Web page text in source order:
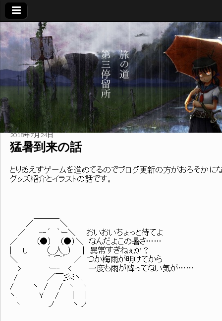
旅
の
道
第
三
停
留
所
2018年7月24日
猛暑到来の話
とりあえずゲームを進めてるのでブログ更新の方がおろそか
グッズ紹介とイラストの話です。
／ ＼
／ -‐´ ｀ー＼ おいおいちょっと待てよ
／ （●） （●）＼ なんだよこの暑さ……
| U （__人__） | 異常すぎねぇか？
＼ ｀ ⌒´ ／ つか梅雨が明けてから
> ー‐ < 一度も雨が降ってない気が……
. / ／￣彡ﾐヽ、
/ ヽ / / ヽ ヽ
ヽ. Ｙ / | |
ヽ ノ ヽ ノ